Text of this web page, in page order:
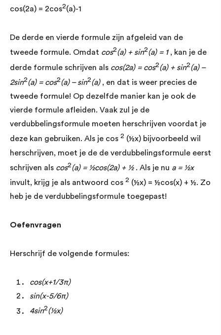
cos(2a) = 2cos2(a)-1
De derde en vierde formule zijn afgeleid van de
tweede formule. Omdat cos2(a) + sin2(a) = 1, kan je de
derde formule schrijven als cos(2a) = cos2(a) + sin2(a) –
2sin2(a) = cos2(a) – sin2(a), en dat is weer precies de
tweede formule! Op dezelfde manier kan je ook de
vierde formule afleiden. Vaak zul je de
verdubbelingsformule moeten herschrijven voordat je
deze kan gebruiken. Als je cos 2 (½x) bijvoorbeeld wil
herschrijven, moet je de de verdubbelingsformule eerst
schrijven als cos2(a) = ½cos(2a) + ½. Als je nu a = ½x
invult, krijg je als antwoord cos 2 (½x) = ½cos(x) + ½. Zo
heb je de verdubbelingsformule toegepast!
Oefenvragen
Herschrijf de volgende formules:
cos(x+1/3π)
sin(x-5/6π)
4sin2(½x)